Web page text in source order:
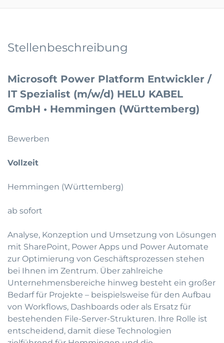
Stellenbeschreibung
Microsoft Power Platform Entwickler /
IT Spezialist (m/w/d) HELU KABEL
GmbH • Hemmingen (Württemberg)
Bewerben
Vollzeit
Hemmingen (Württemberg)
ab sofort
Analyse, Konzeption und Umsetzung von Lösungen
mit SharePoint, Power Apps und Power Automate
zur Optimierung von Geschäftsprozessen stehen
bei Ihnen im Zentrum. Über zahlreiche
Unternehmensbereiche hinweg besteht ein großer
Bedarf für Projekte – beispielsweise für den Aufbau
von Workflows, Dashboards oder als Ersatz für
bestehenden File-Server-Strukturen. Ihre Rolle ist
entscheidend, damit diese Technologien